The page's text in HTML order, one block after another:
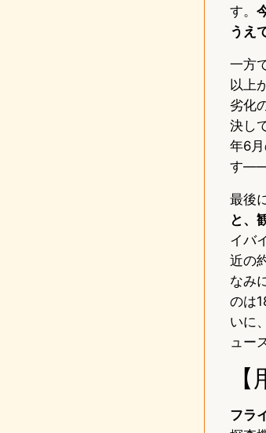
す。
うえ
一方
以上
劣化
決し
年6
す——
最後
と、
イバ
近の
なみ
のは
いに
ュー
フラ